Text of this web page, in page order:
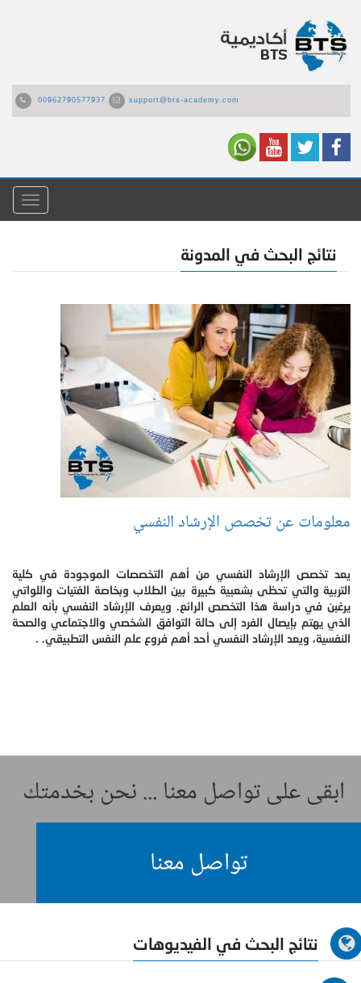
00962790577937 support@bts-academy.com
القائمة
نتائج البحث في المدونة
معلومات عن تخصص الإرشاد النفسي
يعد تخصص الإرشاد النفسي من أهم التخصصات الموجودة في كلية
التربية والتي تحظى بشعبية كبيرة بين الطلاب وبخاصة الفتيات واللواتي
يرغبن في دراسة هذا التخصص الرائع. ويعرف الإرشاد النفسي بأنه العلم
الذي يهتم بإيصال الفرد إلى حالة التوافق الشخصي والاجتماعي والصحة
النفسية، ويعد الإرشاد النفسي أحد أهم فروع علم النفس التطبيقي. .
ابقى على تواصل معنا ... نحن بخدمتك
تواصل معنا
نتائج البحث في الفيديوهات